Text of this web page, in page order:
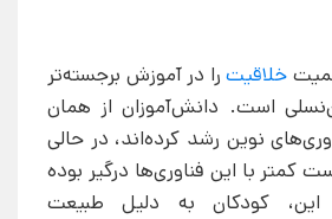
خلاقیترا در آموزش برجسته‌تر
است. دانش‌آموزان از همان
نوین رشد کرده‌اند، در حالی
کمتر با این فناوری‌ها درگیر بوده
این، کودکان به دلیل طبیعت